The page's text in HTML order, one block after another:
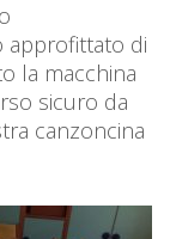
approfittato di
la macchina
sicuro da
canzoncina